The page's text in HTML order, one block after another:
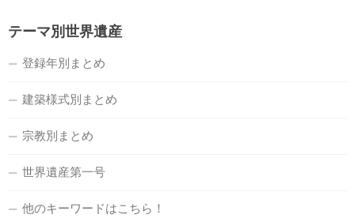
テーマ別世界遺産
登録年別まとめ
建築様式別まとめ
宗教別まとめ
世界遺産第一号
他のキーワードはこちら！